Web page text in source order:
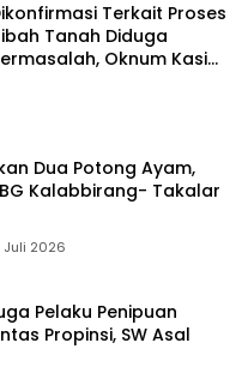
Terkait Proses
Tanah Diduga
Oknum Kasi
Dua Potong Ayam,
Kalabbirang- Takalar
Juli 2026
Pelaku Penipuan
Propinsi, SW Asal